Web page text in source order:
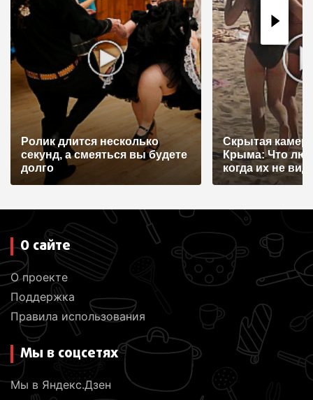
Ролик длится несколько
секунд, а смеяться вы будете
долго
Скрытая
Крыма: Что
когда их не
О сайте
О проекте
Поддержка
Правила использования
Мы в соцсетях
Мы в Яндекс.Дзен